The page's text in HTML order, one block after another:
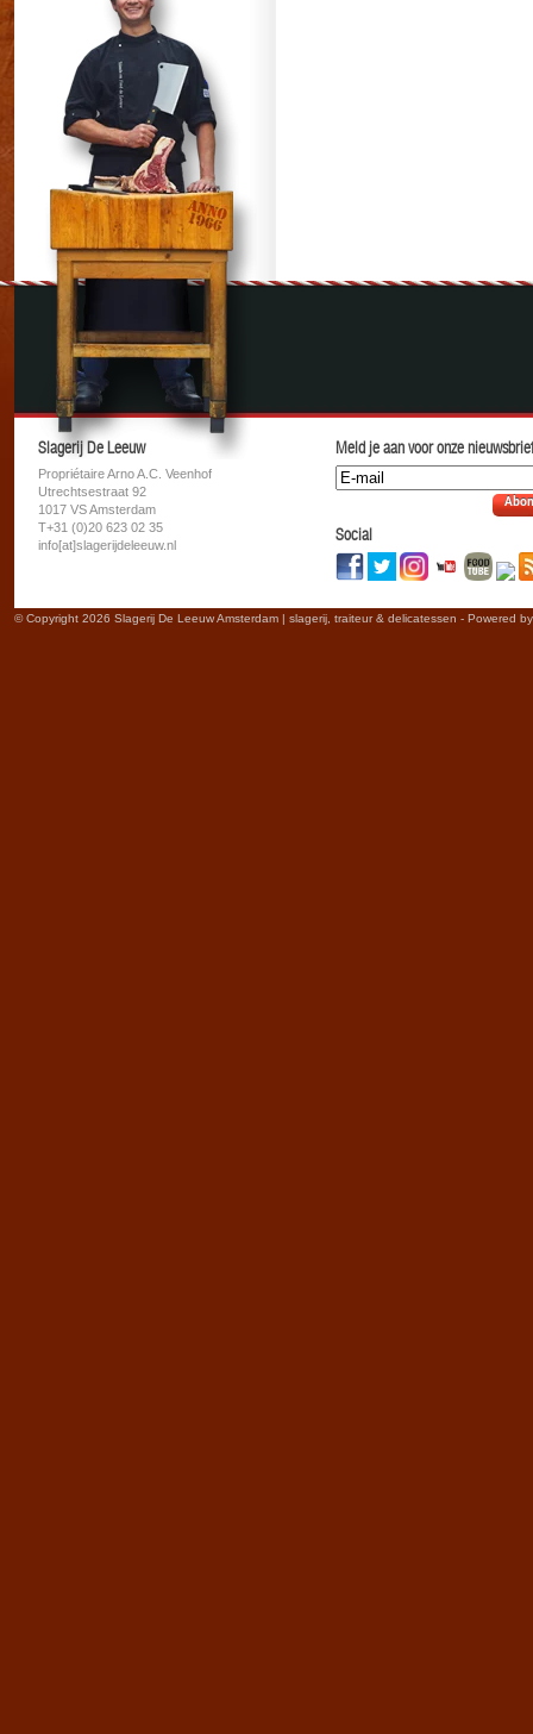
Slagerij De Leeuw
Propriétaire Arno A.C. Veenhof
Utrechtsestraat 92
1017 VS Amsterdam
T+31 (0)20 623 02 35
info[at]slagerijdeleeuw.nl
Meld je aan voor onze
Social
© Copyright 2026 Slagerij De Leeuw Amsterdam | slagerij, traiteur & delicatessen - Powered